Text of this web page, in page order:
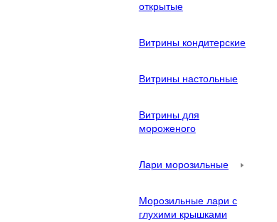
открытые
Витрины кондитерские
Витрины настольные
Витрины для
мороженого
Лари морозильные
Морозильные лари с
глухими крышками